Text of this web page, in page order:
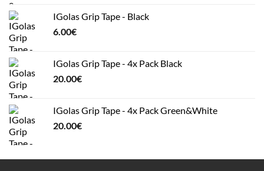
IGolas Grip Tape - Black
6.00€
IGolas Grip Tape - 4x Pack Black
20.00€
IGolas Grip Tape - 4x Pack Green&White
20.00€